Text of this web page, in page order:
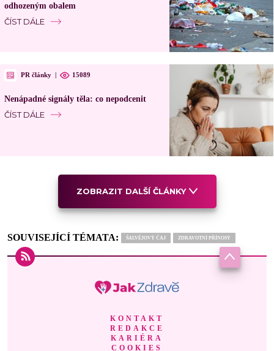
odhozeným obalem
ČÍST DÁLE
PR články 15089
Nenápadné signály těla: co nepodcenit
ČÍST DÁLE
ZOBRAZIT DALŠÍ ČLÁNKY
SOUVISEJÍCÍ TÉMATA: ŠALVĚJOVÝ ČAJ ZDRAVOTNÍ PŘÍNOSY
KONTAKT
REDAKCE
KARIÉRA
COOKIES